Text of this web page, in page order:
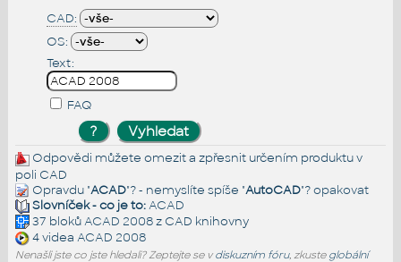
CAD:
OS:
Text:
FAQ
Odpovědi můžete omezit a zpřesnit určením produktu v
poli CAD
Opravdu "ACAD"? - nemyslíte spíše "AutoCAD"?opakovat
Slovníček - co je to:ACAD
37 blokůACAD 2008z CAD knihovny
4 videa ACAD 2008
Nenašli jste co jste hledali? Zeptejte se v diskuzním fóru, zkuste globální